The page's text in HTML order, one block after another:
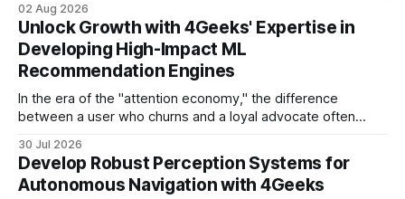
more empathetic, and solves a complex billing dispute in
thirty seconds—all without a human agent
02 Aug 2026
Unlock Growth with 4Geeks' Expertise in
Developing High-Impact ML
Recommendation Engines
In the era of the "attention economy," the difference
between a user who churns and a loyal advocate often
exactly what they were looking for without having to search
for it. For high-growth SaaS companies and enterprises,
30 Jul 2026
Develop Robust Perception Systems for
Autonomous Navigation with 4Geeks